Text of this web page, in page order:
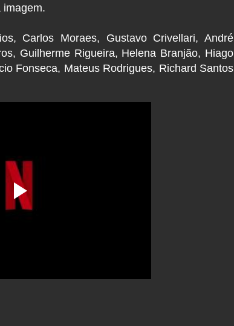
imagem.
Carlos Moraes, Gustavo Crivellari, André
Guilherme Rigueira, Helena Branjão, Hiago
Fonseca, Mateus Rodrigues, Richard Santos